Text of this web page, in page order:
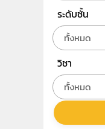
ระดับชั้น
ทั้งหมด
วิชา
ทั้งหมด